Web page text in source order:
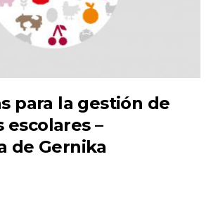
para la gestión de
escolares –
de Gernika